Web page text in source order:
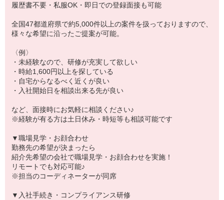
履歴書不要・私服OK・即日での登録面接も可能
全国47都道府県で約5,000件以上の案件を扱っておりますので、
様々な希望に沿ったご提案が可能。
〈例〉
・未経験なので、研修が充実して欲しい
・時給1,600円以上を探している
・自宅からなるべく近くが良い
・入社開始日を相談出来る先が良い
など、面接時にお気軽に相談ください♪
※経験が有る方は土日休み・時短等も相談可能です
▼職場見学・お顔合わせ
勤務先の希望が決まったら
紹介先希望の会社で職場見学・お顔合わせを実施！
リモートでも対応可能♪
※担当のコーディネーターが同席
▼入社手続き・コンプライアンス研修